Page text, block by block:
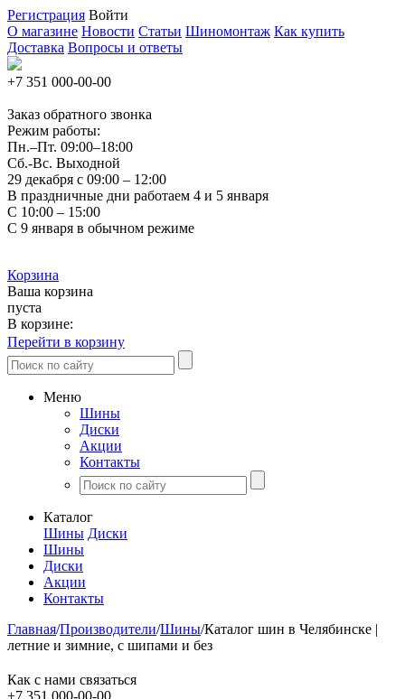
Регистрация Войти
О магазине Новости Статьи Шиномонтаж Как купить
Доставка Вопросы и ответы
+7 351 000-00-00
Заказ обратного звонка
Режим работы:
Пн.–Пт. 09:00–18:00
Сб.-Вс. Выходной
29 декабря с 09:00 – 12:00
В праздничные дни работаем 4 и 5 января
С 10:00 – 15:00
С 9 января в обычном режиме
Корзина
Ваша корзина
пуста
В корзине:
Перейти в корзину
Меню
Шины
Диски
Акции
Контакты
Каталог
Шины Диски
Шины
Диски
Акции
Контакты
Главная/Производители/Шины/Каталог шин в Челябинске |
летние и зимние, с шипами и без
Как с нами связаться
+7 351 000-00-00